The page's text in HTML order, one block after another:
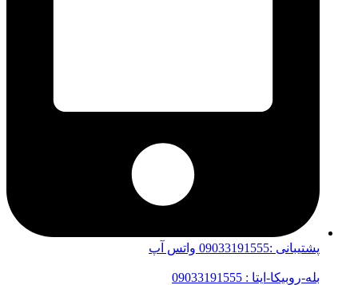
پشتیبانی :09033191555 واتس آپ
بله-روبیکا-ایتا : 09033191555